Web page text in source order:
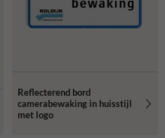
Reflecterend bord
camerabewaking in huisstijl
met logo